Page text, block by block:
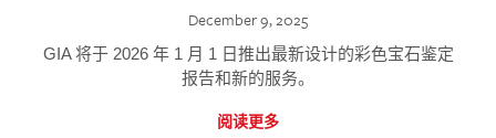
December 9, 2025
GIA 将于 2026 年 1 月 1 日推出最新设计的彩色宝石鉴定
报告和新的服务。
阅读更多